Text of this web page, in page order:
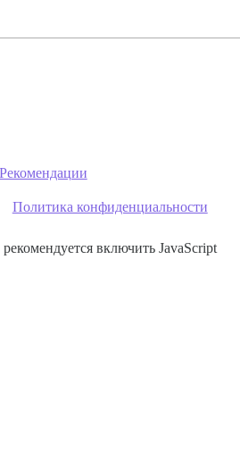
Рекомендации
Политика конфиденциальности
рекомендуется включить JavaScript